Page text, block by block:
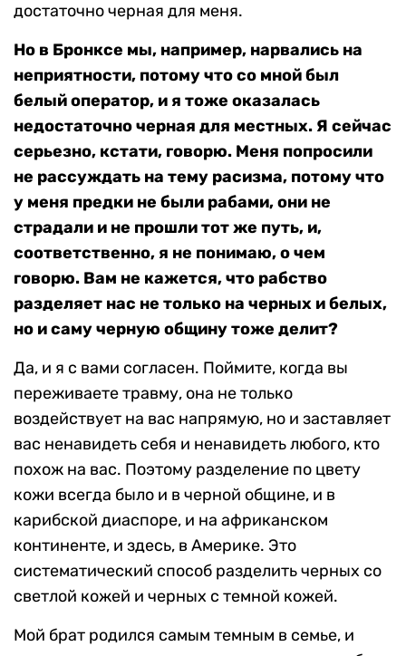
достаточно черная для меня.
Но в Бронксе мы, например, нарвались на
неприятности, потому что со мной был
белый оператор, и я тоже оказалась
недостаточно черная для местных. Я сейчас
серьезно, кстати, говорю. Меня попросили
не рассуждать на тему расизма, потому что
у меня предки не были рабами, они не
страдали и не прошли тот же путь, и,
соответственно, я не понимаю, о чем
говорю. Вам не кажется, что рабство
разделяет нас не только на черных и белых,
но и саму черную общину тоже делит?
Да, и я с вами согласен. Поймите, когда вы
переживаете травму, она не только
воздействует на вас напрямую, но и заставляет
вас ненавидеть себя и ненавидеть любого, кто
похож на вас. Поэтому разделение по цвету
кожи всегда было и в черной общине, и в
карибской диаспоре, и на африканском
континенте, и здесь, в Америке. Это
систематический способ разделить черных со
светлой кожей и черных с темной кожей.
Мой брат родился самым темным в семье, и